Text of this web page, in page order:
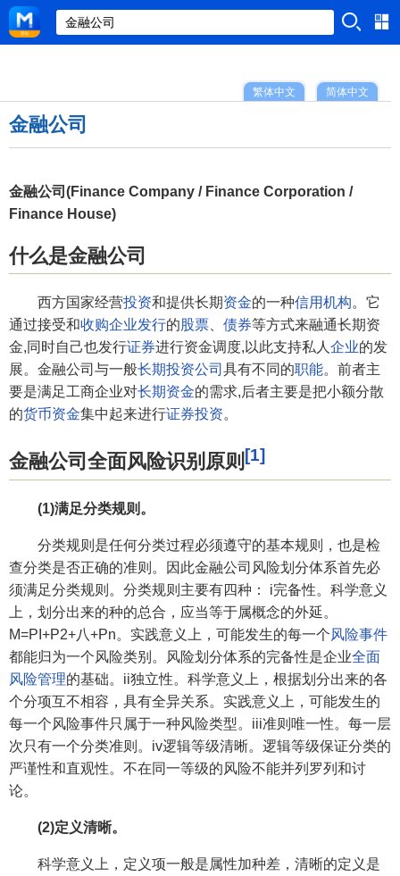
简体中文
繁体中文
金融公司
金融公司(Finance Company / Finance Corporation /
Finance House)
什么是金融公司
西方国家经营投资和提供长期资金的一种信用机构。它
通过接受和收购企业发行的股票 债券等方式来融通长期资
金,同时自己也发行证券进行资金调度,以此支持私人 企业的发
展。金融公司与一般长期投资公司 具有不同的职能。前者主
要是满足工商企业对长期资金的需求,后者主要是把小额分散
的货币资金集中起来进行证券投资。
金融公司全面风险识别原则 [1]
(1)满足分类规则。
分类规则是任何分类过程必须遵守的基本规则，也是检
查分类是否正确的准则。因此金融公司风险划分体系首先必
须满足分类规则。分类规则主要有四种： i完备性。科学意义
上，划分出来的种的总合，应当等于属概念的外延。
M=PI+P2+八+Pn。实践意义上，可能发生的每一个风险事件
都能归为一个风险类别。风险划分体系的完备性是企业全面
风险管理的基础。ii独立性。科学意义上，根据划分出来的各
个分项互不相容，具有全异关系。实践意义上，可能发生的
每一个风险事件只属于一种风险类型。iii准则唯一性。每一层
次只有一个分类准则。iv逻辑等级清晰。逻辑等级保证分类的
严谨性和直观性。不在同一等级的风险不能并列罗列和讨
论。
(2)定义清晰。
科学意义上，定义项一般是属性加种差，清晰的定义是